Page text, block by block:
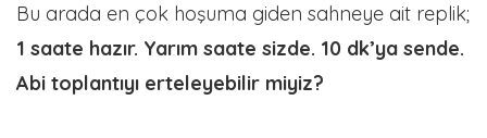
Bu arada en çok hoşuma giden sahneye ait replik;
1 saate hazır. Yarım saate sizde. 10 dk’ya sende.
Abi toplantıyı erteleyebilir miyiz?